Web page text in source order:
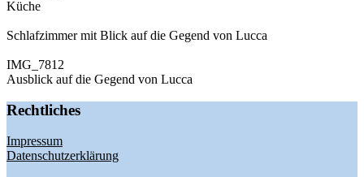
Küche
Schlafzimmer mit Blick auf die Gegend von Lucca
IMG_7812
Ausblick auf die Gegend von Lucca
Rechtliches
Impressum
Datenschutzerklärung